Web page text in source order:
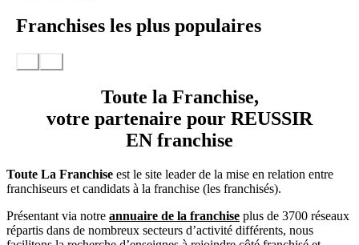
Franchises les plus populaires
Toute la Franchise,
votre partenaire pour REUSSIR
EN franchise
Toute La Franchise est le site leader de la mise en relation entre
franchiseurs et candidats à la franchise (les franchisés).
Présentant via notre annuaire de la franchise plus de 3700 réseaux
répartis dans de nombreux secteurs d’activité différents, nous